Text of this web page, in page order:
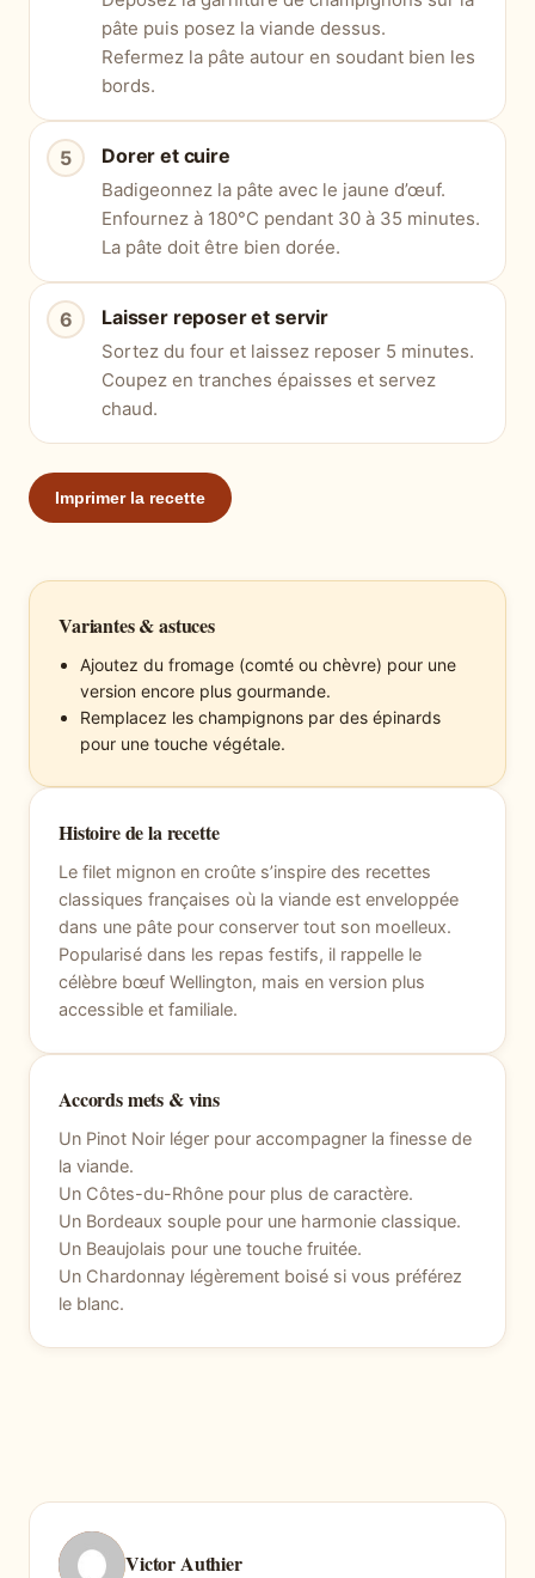
pâte puis posez la viande dessus.
Refermez la pâte autour en soudant bien les
bords.
Dorer et cuire
Badigeonnez la pâte avec le jaune d’œuf.
Enfournez à 180°C pendant 30 à 35 minutes.
La pâte doit être bien dorée.
Laisser reposer et servir
Sortez du four et laissez reposer 5 minutes.
Coupez en tranches épaisses et servez
chaud.
Imprimer la recette
Variantes & astuces
Ajoutez du fromage (comté ou chèvre) pour une
version encore plus gourmande.
Remplacez les champignons par des épinards
pour une touche végétale.
Histoire de la recette
Le filet mignon en croûte s’inspire des recettes
classiques françaises où la viande est enveloppée
dans une pâte pour conserver tout son moelleux.
Popularisé dans les repas festifs, il rappelle le
célèbre bœuf Wellington, mais en version plus
accessible et familiale.
Accords mets & vins
Un Pinot Noir léger pour accompagner la finesse de
la viande.
Un Côtes-du-Rhône pour plus de caractère.
Un Bordeaux souple pour une harmonie classique.
Un Beaujolais pour une touche fruitée.
Un Chardonnay légèrement boisé si vous préférez
le blanc.
Victor Authier